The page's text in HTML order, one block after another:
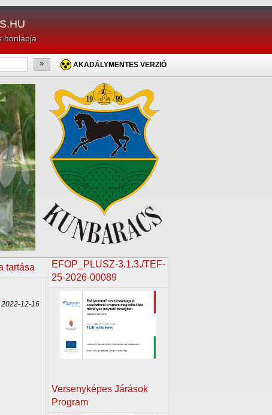
honlapja
» AKADÁLYMENTES VERZIÓ
tartása
2022-12-16
EFOP_PLUSZ-3.1.3./TEF-
25-2026-00089
Versenyképes Járások
Program